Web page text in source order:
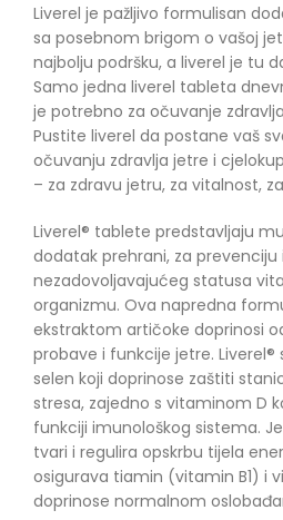
Liverel je pažljivo formulisan
sa posebnom brigom o vašoj
najbolju podršku, a liverel je tu
Samo jedna liverel tableta
je potrebno za očuvanje
Pustite liverel da postane vaš
očuvanju zdravlja jetre i
– za zdravu jetru, za vitalnost,
Liverel® tablete predstavljaju
dodatak prehrani, za prevenciju
nezadovoljavajućeg statusa
organizmu. Ova napredna
ekstraktom artičoke doprinosi
probave i funkcije jetre. Liverel®
selen koji doprinose zaštiti
stresa, zajedno s vitaminom D
funkciji imunološkog sistema.
tvari i regulira opskrbu tijela
osigurava tiamin (vitamin B1) i
doprinose normalnom